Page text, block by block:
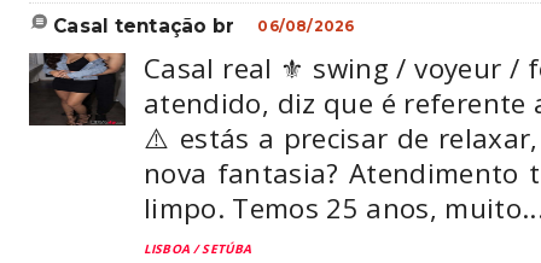
casal tentação br 06/08/2026
Casal real ⚜️ swing / voyeur
atendido, diz que é referente
⚠️ estás a precisar de
nova fantasia? Atendimento
limpo. Temos 25 anos,
LISBOA / SETÚBA